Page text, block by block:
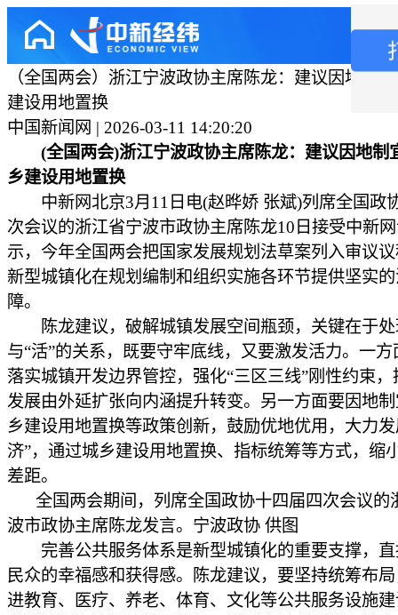
（全国两会）浙江宁波政协主席陈龙：建议因地制
建设用地置换
中国新闻网 | 2026-03-11 14:20:20
(全国两会)浙江宁波政协主席陈龙：建议因地制
乡建设用地置换
中新网北京3月11日电(赵晔娇 张斌)列席全国政
次会议的浙江省宁波市政协主席陈龙10日接受中新
示，今年全国两会把国家发展规划法草案列入审议
新型城镇化在规划编制和组织实施各环节提供坚实
障。
陈龙建议，破解城镇发展空间瓶颈，关键在于处
与“活”的关系，既要守牢底线，又要激发活力。一方
落实城镇开发边界管控，强化“三区三线”刚性约束，
发展由外延扩张向内涵提升转变。另一方面要因地
乡建设用地置换等政策创新，鼓励优地优用，大力
济”，通过城乡建设用地置换、指标统筹等方式，缩
差距。
全国两会期间，列席全国政协十四届四次会议的
波市政协主席陈龙发言。宁波政协 供图
完善公共服务体系是新型城镇化的重要支撑，直
民众的幸福感和获得感。陈龙建议，要坚持统筹布
进教育、医疗、养老、体育、文化等公共服务设施